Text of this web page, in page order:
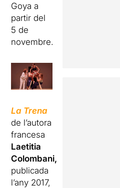
Goya a
partir del
5 de
novembre.
La Trena
de l’autora
francesa
Laetitia
Colombani,
publicada
l’any 2017,